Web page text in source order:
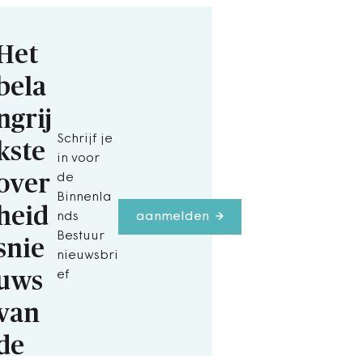
Schrijf je
in voor
de
Binnenla
nds
Bestuur
nieuwsbri
ef
aanmelden